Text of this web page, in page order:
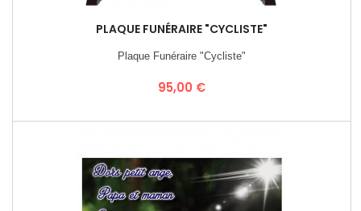
PLAQUE FUNÉRAIRE "CYCLISTE"
Plaque Funéraire "Cycliste"
Prix
95,00 €